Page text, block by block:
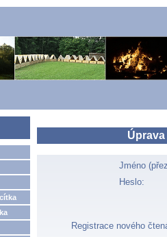
Jméno
Heslo:
Registrace nového